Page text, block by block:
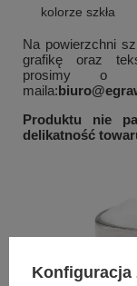
kolorze szkła
Na powierzchni
grafikę oraz
prosimy o
maila:
Produktu nie
delikatność
Konfiguracja